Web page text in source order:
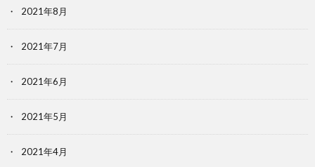
2021年8月
2021年7月
2021年6月
2021年5月
2021年4月